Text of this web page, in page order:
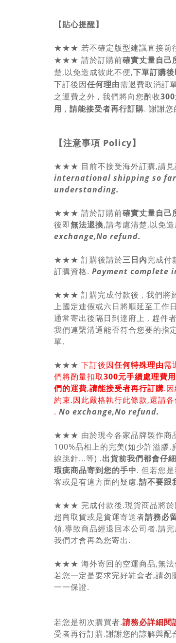
【貼心提醒】
★★★ 若不確定版型建議直接前
★★★ 請於訂購前確實丈量自己
楚,以免造成彼此不便,下單訂購
下訂後因任何理由需退費取消訂
之運費之外 , 我們將向您酌收
用 , 請能接受者再行訂購. 謝謝您
【注意事項 Policy】
★★★ 目前不接受海外訂購,請見
international shipping so
understanding.
★★★ 請於訂購前確實丈量自己
後即無法退換,請考慮清楚,以免
exchange,No refund.
★★★ 訂購後請於三日內完成付
訂購資格. Payment complete
★★★ 訂購完成付款後 , 我們將
上國定連假或六日將順延至工作
通常寄出後隔日到達府上 , 趕件
我們連繫溝通能否符合您要的指
單.
★★★ 下訂後因任何特殊理由需
們將酌量扣取300元手續處理費
們的運費,請能接受者再行訂購.
約束.因此嚴格執行此條款,還請
. No exchange,No refund.
★★★ 由於現今各家品牌製作商
100%品相上的完美(如少許溢膠.
線跳針...等) .出貨前我們都會仔
瑕疵商品寄到您的手中. 但若您
客或是有這方面的疑慮.請不要跟
★★★ 完成付款後.現貨商品將於
超商取貨或是貨運寄送者請務必
領,導致商品經退回本公司者.請完
我們才會再為您寄出.
★★★ 海外寄回的空運商品,無法
若您一定是要求完好鞋盒者,請勿
一一保證.
若您是初次購買者.請務必詳細閱
受者再行訂購.謝謝您的諒解與配